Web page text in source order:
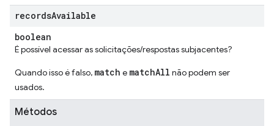
recordsAvailable
boolean
É possível acessar as solicitações/respostas subjacentes?
Quando isso é falso, match e matchAll não podem ser
usados.
Métodos